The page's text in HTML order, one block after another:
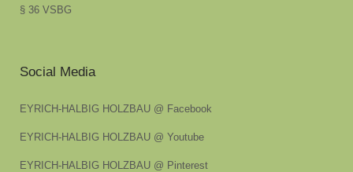
§ 36 VSBG
Social Media
EYRICH-HALBIG HOLZBAU @ Facebook
EYRICH-HALBIG HOLZBAU @ Youtube
EYRICH-HALBIG HOLZBAU @ Pinterest